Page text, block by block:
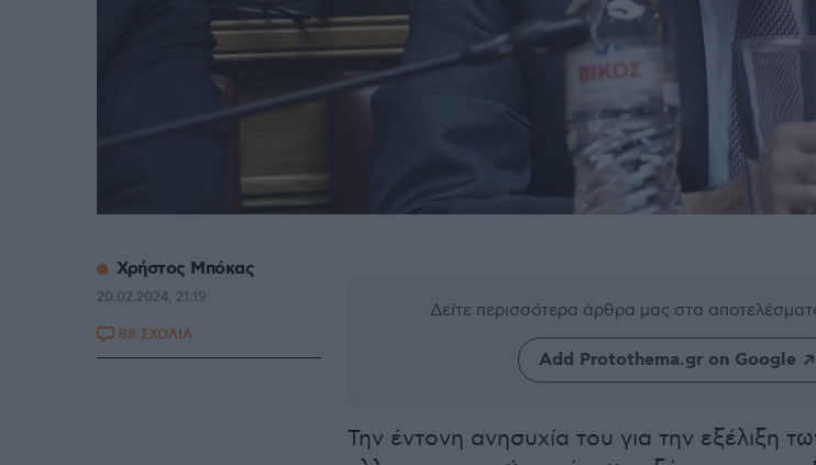
Δείτε περισσότερα άρθρα μας στα
Add Protothema.gr on Google
Την έντονη ανησυχία του για την εξέλιξη
Χρήστος Μπόκας
20.02.2024, 21:19
88 ΣΧΟΛΙΑ